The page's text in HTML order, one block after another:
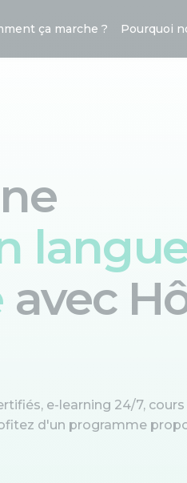
ça marche ? Pourquoi
avec
e-learning 24/7,
d'un programme